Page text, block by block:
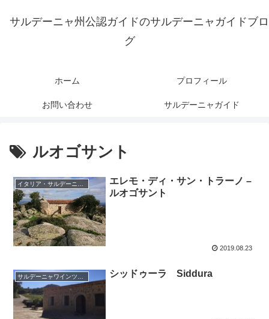
サルデーニャ州公認ガイドのサルデーニャガイドブロ
グ
ホーム プロフィール
お問い合わせ サルデーニャガイド
ルオゴサント
イタリア・サルデーニャ島
エレモ・ディ・サン・トラーノ –
ルオゴサント
2019.08.23
シッドゥーラ Siddura